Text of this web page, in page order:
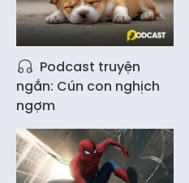
Podcast truyện
ngắn: Cún con nghịch
ngợm